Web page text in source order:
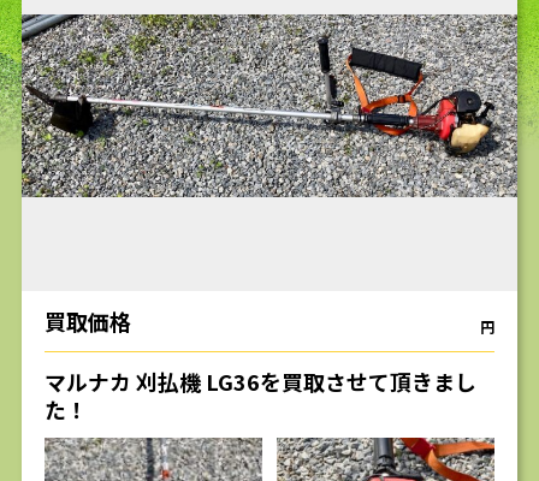
お問い合わせ
求人
買取価格 円
マルナカ 刈払機 LG36を買取させて頂きまし
た！